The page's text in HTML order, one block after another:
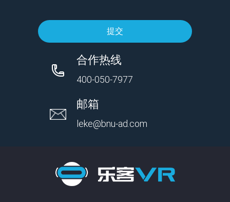
提交
合作热线
400-050-7977
邮箱
leke@bnu-ad.com